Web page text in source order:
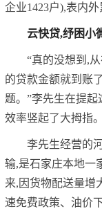
企业1423户),表内外
云快贷,纾困小
“真的没想到,
的贷款金额就到账
题。”李先生在提
效率竖起了大拇指。
李先生经营的
输,是石家庄本地一
来,因货物配送量增
速免费政策、油价